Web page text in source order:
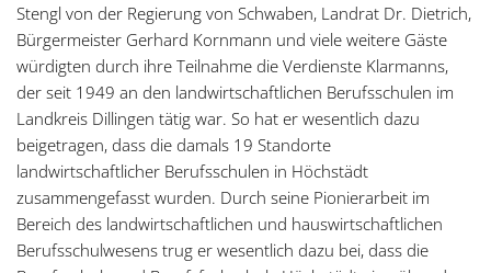
Stengl von der Regierung von Schwaben, Landrat Dr. Dietrich,
Bürgermeister Gerhard Kornmann und viele weitere Gäste
würdigten durch ihre Teilnahme die Verdienste Klarmanns,
der seit 1949 an den landwirtschaftlichen Berufsschulen im
Landkreis Dillingen tätig war. So hat er wesentlich dazu
beigetragen, dass die damals 19 Standorte
landwirtschaftlicher Berufsschulen in Höchstädt
zusammengefasst wurden. Durch seine Pionierarbeit im
Bereich des landwirtschaftlichen und hauswirtschaftlichen
Berufsschulwesens trug er wesentlich dazu bei, dass die